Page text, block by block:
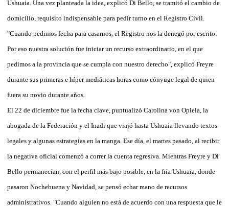
Ushuaia. Una vez planteada la idea, explicó Di Bello, se tramitó el cambio de
domicilio, requisito indispensable para pedir turno en el Registro Civil.
"Cuando pedimos fecha para casarnos, el Registro nos la denegó por escrito.
Por eso nuestra solución fue iniciar un recurso extraordinario, en el que
pedimos a la provincia que se cumpla con nuestro derecho", explicó Freyre
durante sus primeras e híper mediáticas horas como cónyuge legal de quien
fuera su novio durante años.
El 22 de diciembre fue la fecha clave, puntualizó Carolina von Opiela, la
abogada de la Federación y el Inadi que viajó hasta Ushuaia llevando textos
legales y algunas estrategias en la manga. Ese día, el martes pasado, al recibir
la negativa oficial comenzó a correr la cuenta regresiva. Mientras Freyre y Di
Bello permanecían, con el perfil más bajo posible, en la fría Ushuaia, donde
pasaron Nochebuena y Navidad, se pensó echar mano de recursos
administrativos. "Cuando alguien no está de acuerdo con una respuesta que le